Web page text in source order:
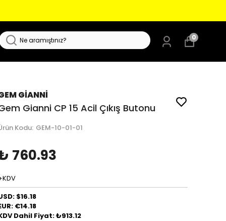
0
GİANNİ
Gianni CP 15 Acil Çıkış Butonu
Kodu: GEM-10-01-01
760.93
$16.18
€14.18
Dahil Fiyat: ₺913.12